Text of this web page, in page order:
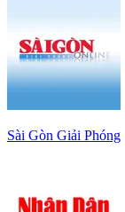
Sài Gòn Giải Phóng